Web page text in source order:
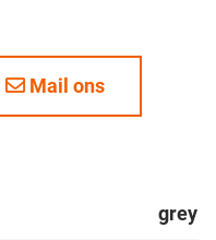
Mail ons
grey